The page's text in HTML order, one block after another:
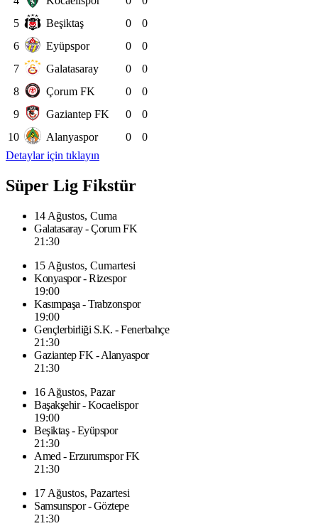
5
Beşiktaş 0
0
6
Eyüpspor 0
0
7
Galatasaray 0
0
8
Çorum FK 0
0
9
Gaziantep FK 0
0
10
Alanyaspor 0
0
Detaylar için tıklayın
Süper Lig Fikstür
14 Ağustos, Cuma
Galatasaray - Çorum FK
21:30
15 Ağustos, Cumartesi
Konyaspor - Rizespor
19:00
Kasımpaşa - Trabzonspor
19:00
Gençlerbirliği S.K. - Fenerbahçe
21:30
Gaziantep FK - Alanyaspor
21:30
16 Ağustos, Pazar
Başakşehir - Kocaelispor
19:00
Beşiktaş - Eyüpspor
21:30
Amed - Erzurumspor FK
21:30
17 Ağustos, Pazartesi
Samsunspor - Göztepe
21:30